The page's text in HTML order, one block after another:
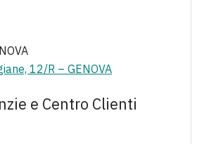
12/R – GENOVA
e Centro Clienti